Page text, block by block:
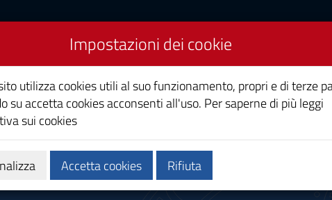
Calendari e orari Qualità e miglioramento
Impostazioni dei cookie
utilizza cookies utili al suo funzionamento, propri e di terze
su accetta cookies acconsenti all'uso. Per saperne di più leggi
sui cookies
Accetta cookies Rifiuta